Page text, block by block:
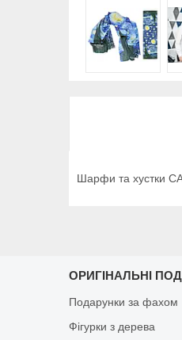
Шарфи та хустки
ОРИГІНАЛЬНІ
Подарунки за фахом
Фігурки з дерева